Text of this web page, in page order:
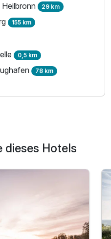
Heilbronn 29 km
155 km
0,5 km
78 km
dieses Hotels